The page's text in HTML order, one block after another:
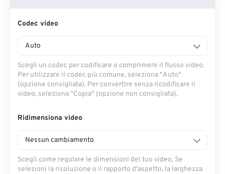
Codec video
Auto
Scegli un codec per codificare o comprimere il flusso video.
Per utilizzare il codec più comune, seleziona "Auto"
(opzione consigliata). Per convertire senza ricodificare il
video, seleziona "Copia" (opzione non consigliata).
Ridimensiona video
Nessun cambiamento
Scegli come regolare le dimensioni del tuo video. Se
selezioni la risoluzione o il rapporto d'aspetto, la larghezza